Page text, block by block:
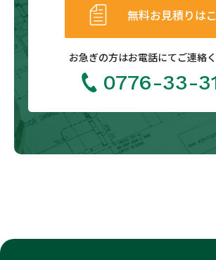
無料お見積りは
お急ぎの方はお電話にてご連絡
0776-33-